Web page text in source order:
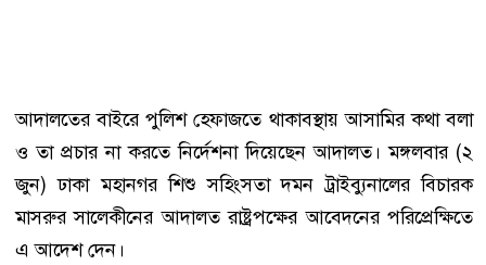
আদালতের বাইরে পুলিশ হেফাজতে থাকাবস্থায় আসামির কথা বলা
ও তা প্রচার না করতে নির্দেশনা দিয়েছেন আদালত। মঙ্গলবার (২
জুন) ঢাকা মহানগর শিশু সহিংসতা দমন ট্রাইব্যুনালের বিচারক
মাসরুর সালেকীনের আদালত রাষ্ট্রপক্ষের আবেদনের পরিপ্রেক্ষিতে
এ আদেশ দেন।